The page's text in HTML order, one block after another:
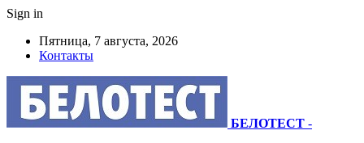
Sign in
Пятница, 7 августа, 2026
Контакты
БЕЛОТЕСТ -